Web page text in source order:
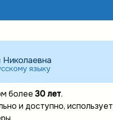
языку
более 30 лет.
и доступно, использует